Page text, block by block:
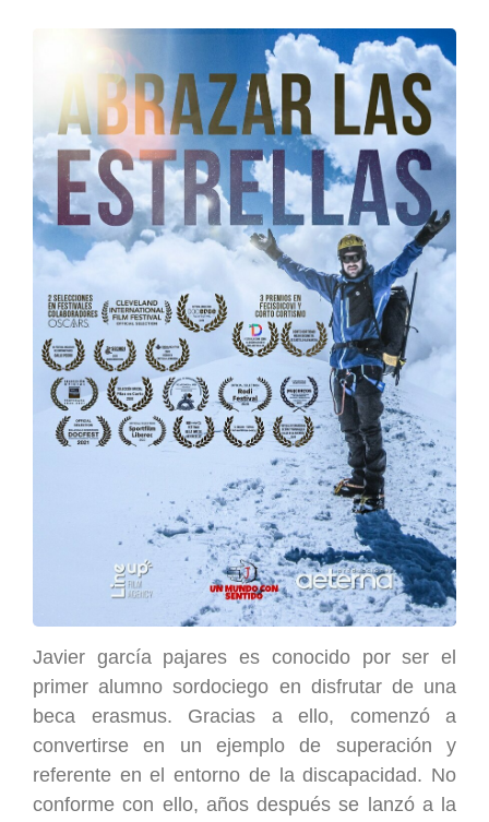
Javier garcía pajares es conocido por ser el
primer alumno sordociego en disfrutar de una
beca erasmus. Gracias a ello, comenzó a
convertirse en un ejemplo de superación y
referente en el entorno de la discapacidad. No
conforme con ello, años después se lanzó a la